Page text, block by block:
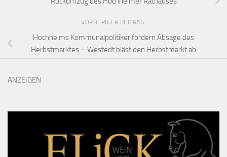
VORHERIGER BEITRAG
Hochheims Kommunalpolitiker fordern Absage des
Herbstmarktes – Westedt bläst den Herbstmarkt ab
ANZEIGEN